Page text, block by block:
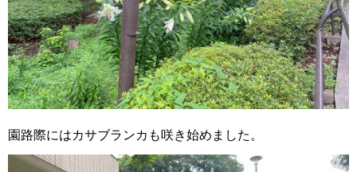
園路際にはカサブランカも咲き始めました。